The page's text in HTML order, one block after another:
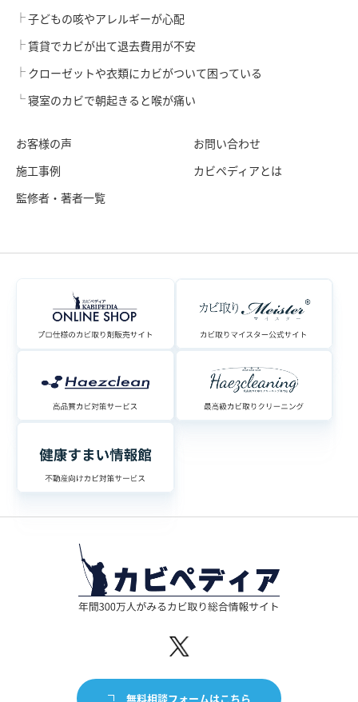
子どもの咳やアレルギーが心配
賃貸でカビが出て退去費用が不安
クローゼットや衣類にカビがついて困っている
寝室のカビで朝起きると喉が痛い
お客様の声
施工事例
監修者・著者一覧
お問い合わせ
カビペディアとは
無料相談フォームはこちら